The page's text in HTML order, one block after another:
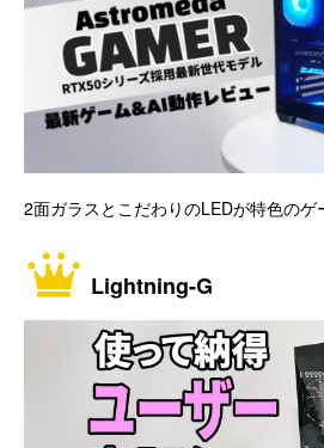
2面ガラスとこだわりのLEDが特色のゲ
Lightning-G